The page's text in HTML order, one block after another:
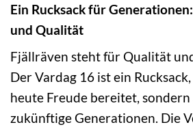
Ein Rucksack für
und Qualität
Fjällräven steht für Qualität
Der Vardag 16 ist ein
heute Freude bereitet,
zukünftige Generationen. Die